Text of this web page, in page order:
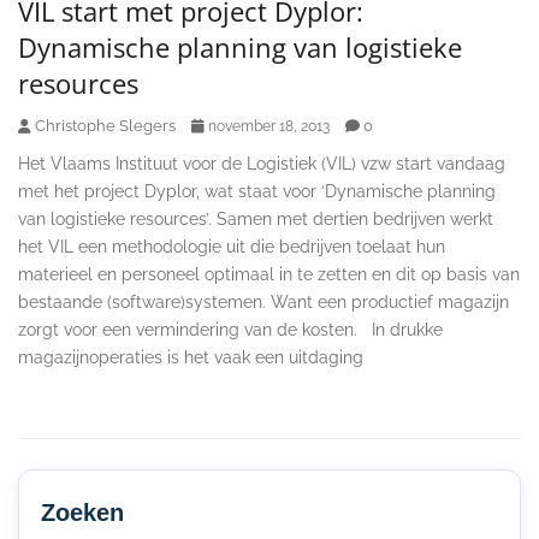
VIL start met project Dyplor:
Dynamische planning van logistieke
resources
Christophe Slegers november 18, 2013 0
Het Vlaams Instituut voor de Logistiek (VIL) vzw start vandaag
met het project Dyplor, wat staat voor ‘Dynamische planning
van logistieke resources’. Samen met dertien bedrijven werkt
het VIL een methodologie uit die bedrijven toelaat hun
materieel en personeel optimaal in te zetten en dit op basis van
bestaande (software)systemen. Want een productief magazijn
zorgt voor een vermindering van de kosten. In drukke
magazijnoperaties is het vaak een uitdaging
Secondary
Sidebar
Zoeken